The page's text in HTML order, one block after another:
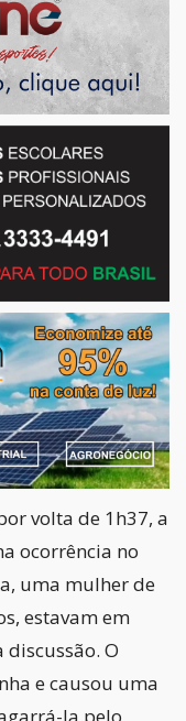
volta de 1h37, a
ocorrência no
uma mulher de
estavam em
O
e causou uma
la pelo